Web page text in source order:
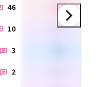
46 4.0
10 3.1
3
2